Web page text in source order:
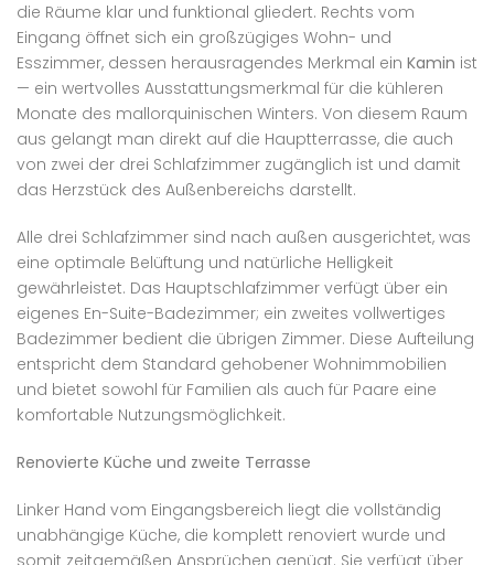
die Räume klar und funktional gliedert. Rechts vom
Eingang öffnet sich ein großzügiges Wohn- und
Esszimmer, dessen herausragendes Merkmal ein Kamin ist
— ein wertvolles Ausstattungsmerkmal für die kühleren
Monate des mallorquinischen Winters. Von diesem Raum
aus gelangt man direkt auf die Hauptterrasse, die auch
von zwei der drei Schlafzimmer zugänglich ist und damit
das Herzstück des Außenbereichs darstellt.
Alle drei Schlafzimmer sind nach außen ausgerichtet, was
eine optimale Belüftung und natürliche Helligkeit
gewährleistet. Das Hauptschlafzimmer verfügt über ein
eigenes En-Suite-Badezimmer; ein zweites vollwertiges
Badezimmer bedient die übrigen Zimmer. Diese Aufteilung
entspricht dem Standard gehobener Wohnimmobilien
und bietet sowohl für Familien als auch für Paare eine
komfortable Nutzungsmöglichkeit.
Renovierte Küche und zweite Terrasse
Linker Hand vom Eingangsbereich liegt die vollständig
unabhängige Küche, die komplett renoviert wurde und